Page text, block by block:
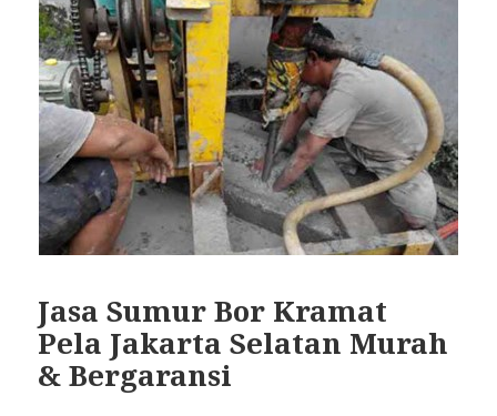
Jasa Sumur Bor Kramat
Pela Jakarta Selatan Murah
& Bergaransi